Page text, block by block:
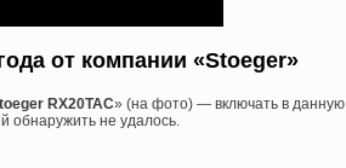
от компании «Stoeger»
RX20TAC» (на фото) — включать в данную
обнаружить не удалось.